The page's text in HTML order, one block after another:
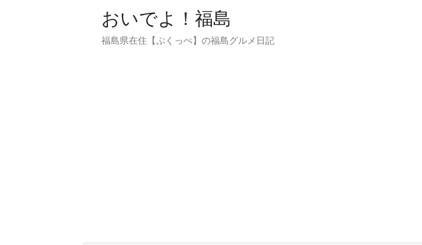
おいでよ！福島
福島県在住【ぷくっぺ】の福島グルメ日記